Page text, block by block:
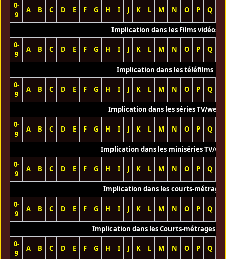
0-
9
A B C D E F G H I J K L M N O P Q
Implication dans les Films vidéos
0-
9
A B C D E F G H I J K L M N O P Q
Implication dans les téléfilms
0-
9
A B C D E F G H I J K L M N O P Q
Implication dans les séries TV/web
0-
9
A B C D E F G H I J K L M N O P Q
Implication dans les miniséries TV/
0-
9
A B C D E F G H I J K L M N O P Q
Implication dans les courts-métrages
0-
9
A B C D E F G H I J K L M N O P Q
Implication dans les Courts-métrages
0-
9
A B C D E F G H I J K L M N O P Q